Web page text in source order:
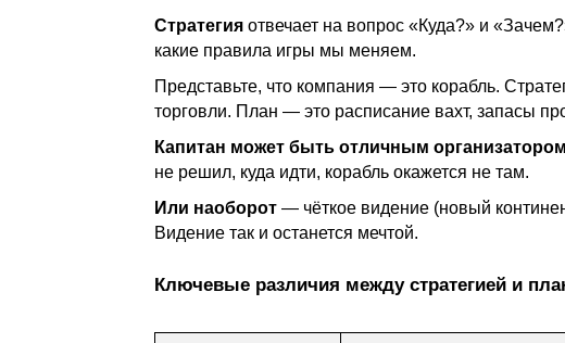
Стратегия отвечает на вопрос «Куда?» и
какие правила игры мы меняем.
Представьте, что компания — это корабль.
торговли. План — это расписание вахт, запасы
Капитан может быть отличным организатором
не решил, куда идти, корабль окажется не там.
Или наоборот — чёткое видение (новый
Видение так и останется мечтой.
Ключевые различия между стратегией и